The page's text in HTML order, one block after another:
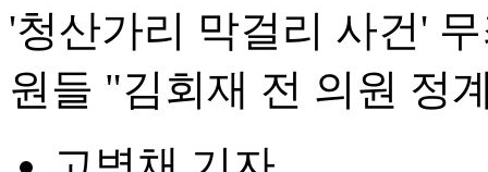
'청산가리 막걸리 사건'
원들 "김회재 전 의원 정